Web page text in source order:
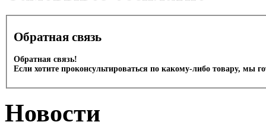
Обратная связь
Обратная связь!
Если хотите проконсультироваться по какому-либо товару, мы
Новости